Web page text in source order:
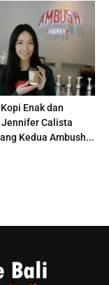
Enak dan
Jennifer Calista
Kedua Ambush...